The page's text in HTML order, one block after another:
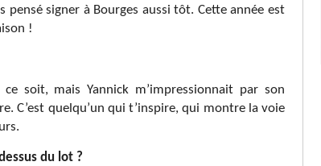
pensé signer à Bourges aussi tôt. Cette année est
!
soit, mais Yannick m’impressionnait par son
C’est quelqu’un qui t’inspire, qui montre la voie
du lot ?